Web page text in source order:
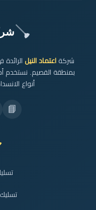
🪠
شركة اعتماد النيل
بمنطقة القصيم. نستخدم
أنواع
📘